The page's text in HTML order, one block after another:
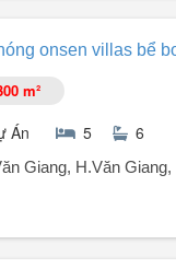
bứt phá (cầu Ngọc
Park 3.
liệu khoáng nóng,
onsen villas bể
m²
Án 5 6
Giang, H.Văn Giang,